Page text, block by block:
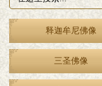
释迦牟尼佛像
三圣佛像